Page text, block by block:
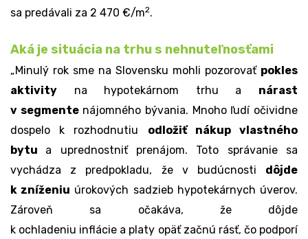
sa predávali za 2 470 €/m2.
Aká je situácia na trhu s nehnuteľnosťami
„Minulý rok sme na Slovensku mohli pozorovať pokles
aktivity na hypotekárnom trhu a nárast
v segmente nájomného bývania. Mnoho ľudí očividne
dospelo k rozhodnutiu odložiť nákup vlastného
bytu a uprednostniť prenájom. Toto správanie sa
vychádza z predpokladu, že v budúcnosti dôjde
k zníženiu úrokových sadzieb hypotekárnych úverov.
Zároveň sa očakáva, že dôjde
k ochladeniu inflácie a platy opäť začnú rásť, čo podporí